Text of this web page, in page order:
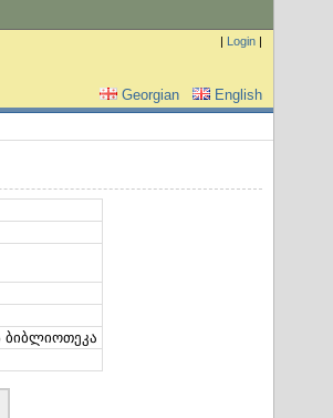
| Login |
Georgian
English
ბიბლიოთეკა